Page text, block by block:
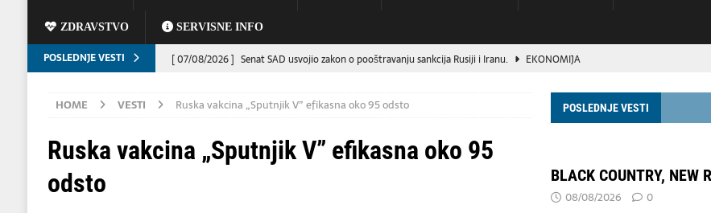
ZDRAVSTVO SERVISNE INFO
POSLEDNJE VESTI [ 07/08/2026 ] Senat SAD usvojio zakon o pooštravanju sankcija Rusiji i Iranu.
EKONOMIJA
DRUŠTVO
[ 07/08/2026 ]
U napadu Huta na Saudijsku Arabiju povređeno 11 civila — koalicija
[ 07/08/2026 ]
Dve osobe poginule, više od 20 povređeno u pucnjavi u školi na Tajlandu — list
HRONIKA
HOME VESTI Ruska vakcina „Sputnjik V” efikasna oko 95 odsto
Ruska vakcina „Sputnjik V” efikasna oko 95
odsto
POSLEDNJE VESTI
BLACK COUNTRY, NEW
08/08/2026 0